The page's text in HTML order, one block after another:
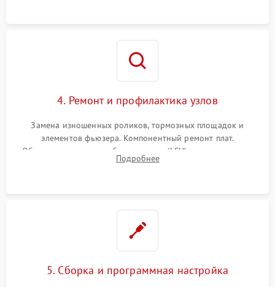
4. Ремонт и профилактика узлов
Замена изношенных роликов, тормозных площадок и
элементов фьюзера. Компонентный ремонт плат.
Обязательная очистка блока лазера (LSU), зеркал и тракта
печати от просыпанного тонера и бумажной пыли.
Подробнее
5. Сборка и программная настройка